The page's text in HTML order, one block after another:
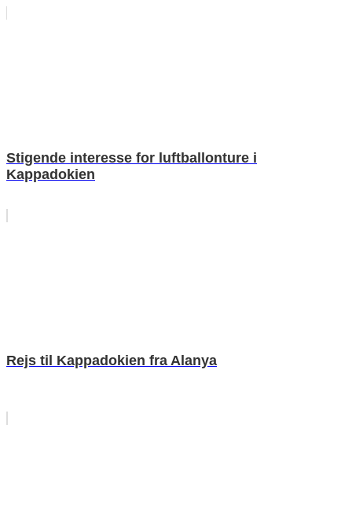
Stigende interesse for luftballonture i
Kappadokien
Rejs til Kappadokien fra Alanya